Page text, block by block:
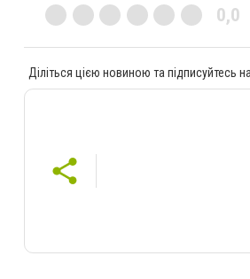
0,0
Діліться цією новиною та підписуйтесь